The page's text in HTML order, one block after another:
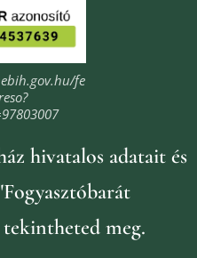
fe
hivatalos adatait és
meg.